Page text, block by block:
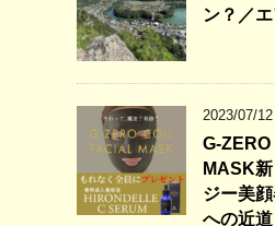
ン？／
2023/07/12
G-
MASK
ジー美
への近道